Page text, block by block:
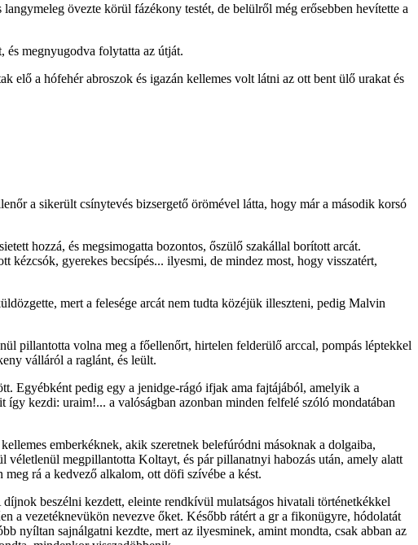
övezte körül fázékony testét, de belülről még erősebben hevítette a
és megnyugodva folytatta az útját.
elő a hófehér abroszok és igazán kellemes volt látni az ott bent ülő urakat és
a sikerült csínytevés bizsergető örömével látta, hogy már a második korsó
hozzá, és megsimogatta bozontos, őszülő szakállal borított arcát.
kézcsók, gyerekes becsípés... ilyesmi, de mindez most, hogy visszatért,
mert a felesége arcát nem tudta közéjük illeszteni, pedig Malvin
pillantotta volna meg a főellenőrt, hirtelen felderülő arccal, pompás léptekkel
válláról a raglánt, és leült.
Egyébként pedig egy a jenidge-rágó ifjak ama fajtájából, amelyik a
kezdi: uraim!... a valóságban azonban minden felfelé szóló mondatában
emberkéknek, akik szeretnek belefúródni másoknak a dolgaiba,
véletlenül megpillantotta Koltayt, és pár pillanatnyi habozás után, amely alatt
rá a kedvező alkalom, ott döfi szívébe a kést.
beszélni kezdett, eleinte rendkívül mulatságos hivatali történetkékkel
a vezetéknevükön nevezve őket. Később rátért a gr a fikonügyre, hódolatát
nyíltan sajnálgatni kezdte, mert az ilyesminek, amint mondta, csak abban az